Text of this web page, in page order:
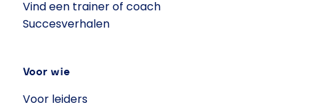
Vind een trainer of coach
Succesverhalen
Voor wie
Voor leiders